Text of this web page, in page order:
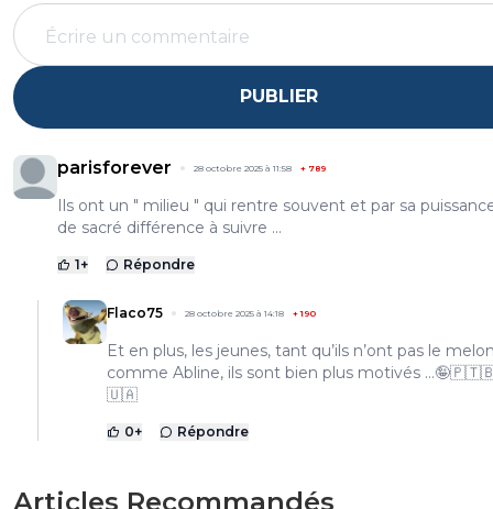
PUBLIER
parisforever 28 octobre 2025 à 11:58 + 789
Ils ont un " milieu " qui rentre souvent et par sa
de sacré différence à suivre ...
1+ Répondre
Flaco75 28 octobre 2025 à 14:18 +190
Et en plus, les jeunes, tant qu’ils n’ont pas le
comme Abline, ils sont bien plus motivés
🇺🇦
0+ Répondre
Articles Recommandés